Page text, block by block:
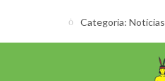
Categoria: Notícias